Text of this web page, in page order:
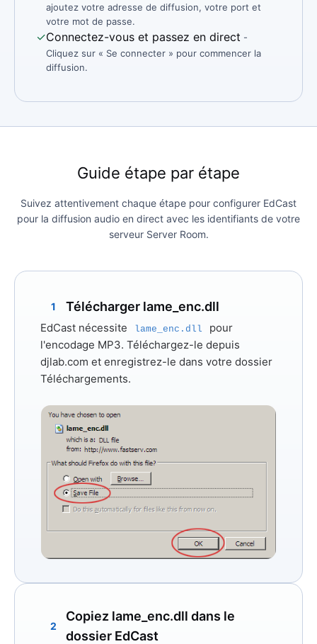
ajoutez votre adresse de diffusion, votre port et
votre mot de passe.
✓Connectez-vous et passez en direct -
Cliquez sur « Se connecter » pour commencer la
diffusion.
Guide étape par étape
Suivez attentivement chaque étape pour configurer EdCast
pour la diffusion audio en direct avec les identifiants de votre
serveur Server Room.
1 Télécharger lame_enc.dll
EdCast nécessite lame_enc.dll
pour
l'encodage MP3. Téléchargez-le depuis
djlab.com et enregistrez-le dans votre dossier
Téléchargements.
2
Copiez lame_enc.dll dans le
dossier EdCast